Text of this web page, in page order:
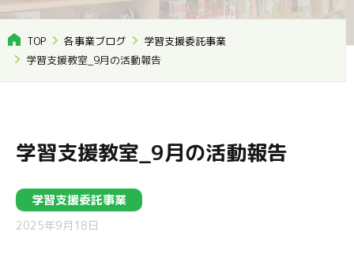
TOP 各事業ブログ
学習支援委託事業
学習支援教室_9月の活動報告
学習支援教室_9月の活動報告
学習支援委託事業
2025年9月18日